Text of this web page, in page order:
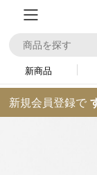
新商品
新規会員登録で